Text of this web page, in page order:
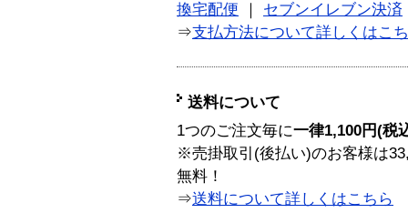
換宅配便
セブンイレブン決済
⇒支払方法について詳しくはこ
送料について
1つのご注文毎に一律1,100円(税
※売掛取引(後払い)のお客様は
無料！
⇒送料について詳しくはこちら